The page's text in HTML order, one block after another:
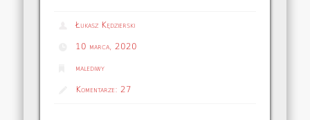
Łukasz Kędzierski
10 marca, 2020
malediwy
Komentarze:27